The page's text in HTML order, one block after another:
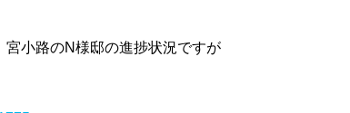
宮小路のN様邸の進捗状況ですが